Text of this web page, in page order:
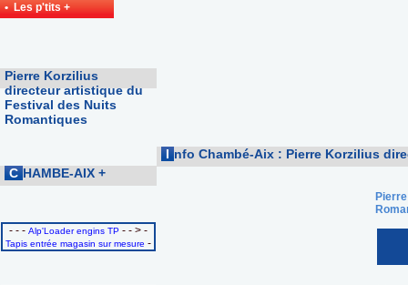
Pierre Korzilius
directeur artistique du
Festival des Nuits
Romantiques
C HAMBE-AIX +
- - - Alp'Loader engins TP - - > -
Tapis entrée magasin sur mesure -
I nfo Chambé-Aix : Pierre Korzilius
• Les p'tits +